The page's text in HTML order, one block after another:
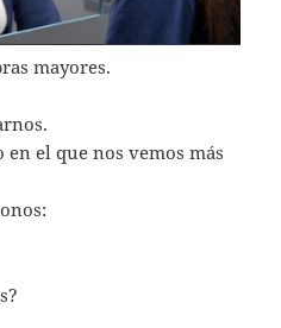
mayores.
el que nos vemos más